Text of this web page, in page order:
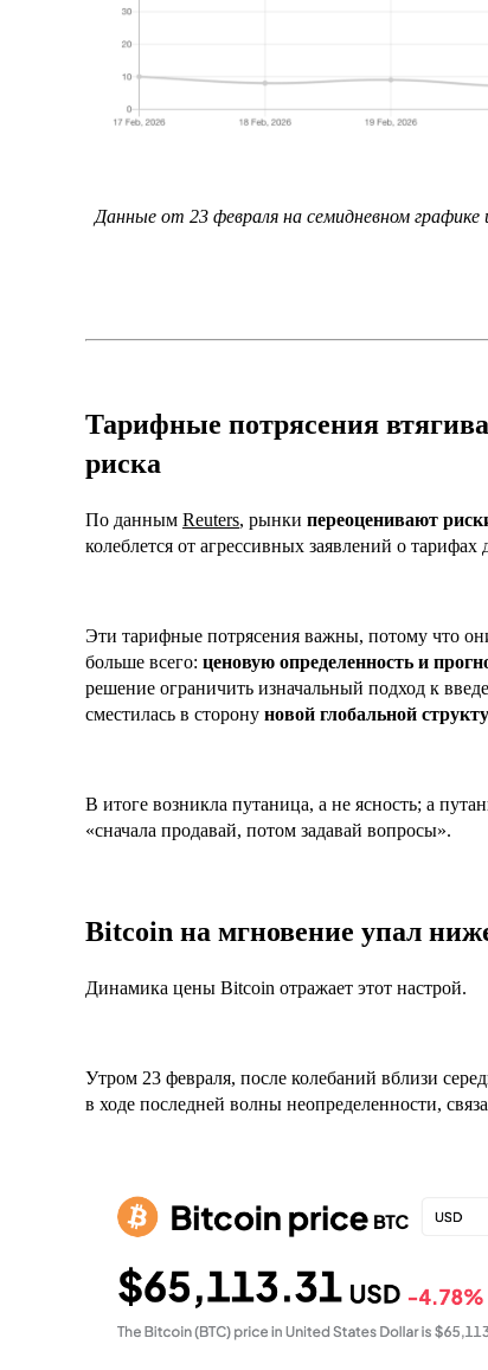
Данные от 23 февраля на семидневном
Тарифные потрясения
риска
По данным Reuters, рынки переоценивают
колеблется от агрессивных заявлений о
Эти тарифные потрясения важны, потому что
больше всего: ценовую определенность и
решение ограничить изначальный подход к
сместилась в сторону новой глобальной
В итоге возникла путаница, а не ясность; а
«сначала продавай, потом задавай вопросы».
Bitcoin на мгновение упал
Динамика цены Bitcoin отражает этот настрой.
Утром 23 февраля, после колебаний вблизи
в ходе последней волны неопределенности,